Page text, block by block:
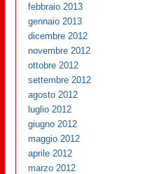
febbraio 2013
gennaio 2013
dicembre 2012
novembre 2012
ottobre 2012
settembre 2012
agosto 2012
luglio 2012
giugno 2012
maggio 2012
aprile 2012
marzo 2012